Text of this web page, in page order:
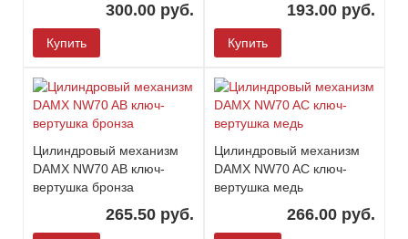
300.00 руб.
Купить
193.00 руб.
Купить
Цилиндровый механизм
DAMX NW70 AB ключ-
вертушка бронза
265.50 руб.
Цилиндровый механизм
DAMX NW70 AC ключ-
вертушка медь
266.00 руб.